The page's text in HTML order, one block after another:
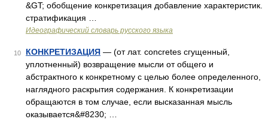
&GT; обобщение конкретизация добавление характеристик.
стратификация …
Идеографический словарь русского языка
10 КОНКРЕТИЗАЦИЯ — (от лат. concretes сгущенный,
уплотненный) возвращение мысли от общего и
абстрактного к конкретному с целью более определенного,
наглядного раскрытия содержания. К конкретизации
обращаются в том случае, если высказанная мысль
оказывается&#8230; …